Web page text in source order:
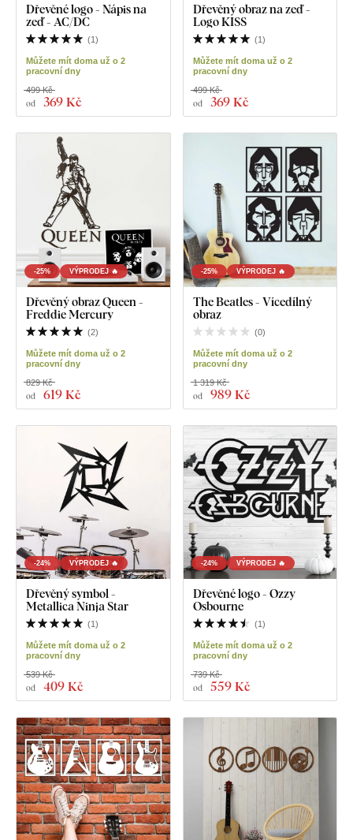
Dřevěné logo - Nápis na
zeď - AC/DC
(1 )
Můžete mít doma už o 2
pracovní dny
od 369 Kč
499 Kč
Dřevěný obraz na zeď -
Logo KISS
(1 )
Můžete mít doma už o 2
pracovní dny
od 369 Kč
499 Kč
-25% VÝPRODEJ 🔥
Dřevěný obraz Queen -
Freddie Mercury
(2)
Můžete mít doma už o 2
pracovní dny
od 619 Kč
829 Kč
-25% VÝPRODEJ 🔥
The Beatles - Vícedílný
obraz
(0)
Můžete mít doma už o 2
pracovní dny
od 989 Kč
1 319 Kč
-24% VÝPRODEJ 🔥
Dřevěný symbol -
Metallica Ninja Star
(1 )
Můžete mít doma už o 2
pracovní dny
od 409 Kč
539 Kč
-24% VÝPRODEJ 🔥
Dřevěné logo - Ozzy
Osbourne
(1 )
Můžete mít doma už o 2
pracovní dny
od 559 Kč
739 Kč